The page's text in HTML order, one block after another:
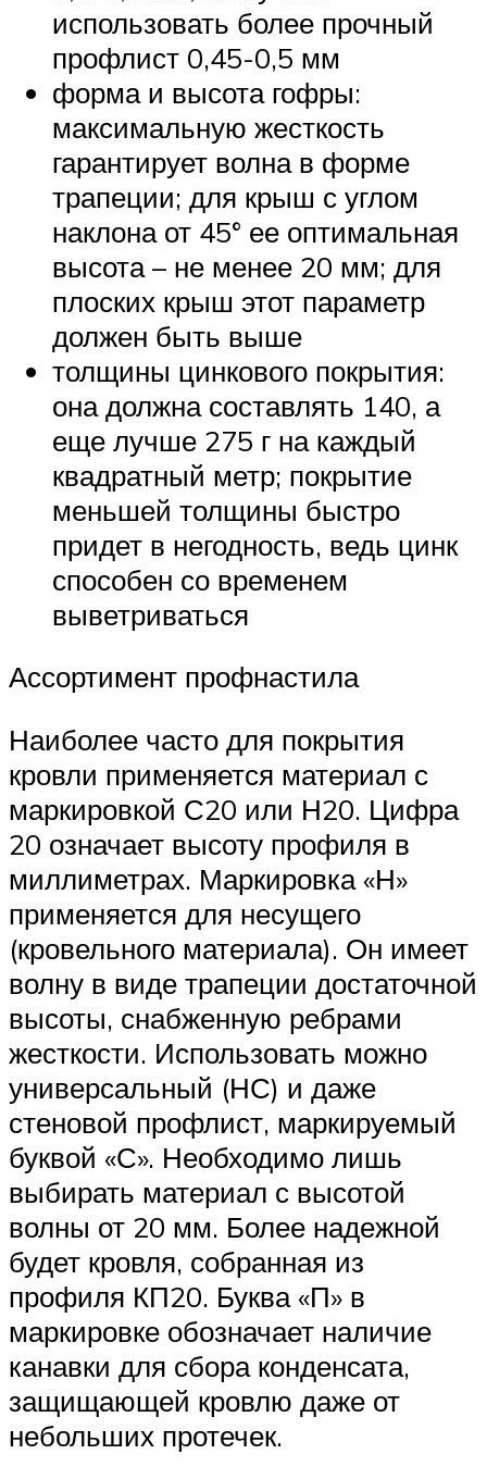
использовать более прочный
профлист 0,45-0,5 мм
форма и высота гофры:
максимальную жесткость
гарантирует волна в форме
трапеции; для крыш с углом
наклона от 45° ее оптимальная
высота – не менее 20 мм; для
плоских крыш этот параметр
должен быть выше
толщины цинкового покрытия:
она должна составлять 140, а
еще лучше 275 г на каждый
квадратный метр; покрытие
меньшей толщины быстро
придет в негодность, ведь цинк
способен со временем
выветриваться
Ассортимент профнастила
Наиболее часто для покрытия
кровли применяется материал с
маркировкой С20 или Н20. Цифра
20 означает высоту профиля в
миллиметрах. Маркировка «Н»
применяется для несущего
(кровельного материала). Он имеет
волну в виде трапеции достаточной
высоты, снабженную ребрами
жесткости. Использовать можно
универсальный (НС) и даже
стеновой профлист, маркируемый
буквой «С». Необходимо лишь
выбирать материал с высотой
волны от 20 мм. Более надежной
будет кровля, собранная из
профиля КП20. Буква «П» в
маркировке обозначает наличие
канавки для сбора конденсата,
защищающей кровлю даже от
небольших протечек.